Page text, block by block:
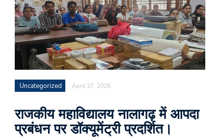
Uncategorized April 27, 2026
राजकीय महाविद्यालय नालागढ़ में आपदा
प्रबंधन पर डॉक्यूमेंट्री प्रदर्शित।